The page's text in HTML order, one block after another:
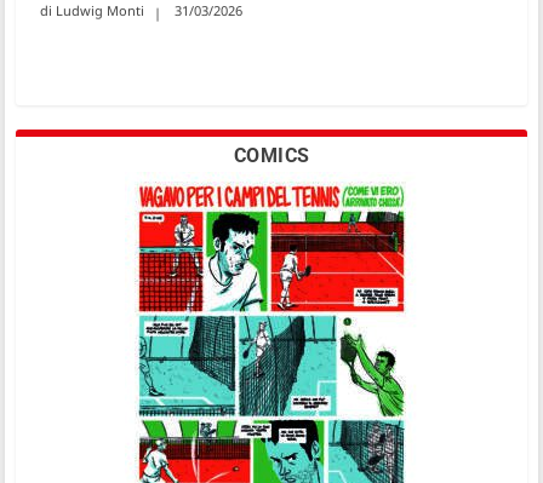
Ludwig Monti 31/03/2026
COMICS